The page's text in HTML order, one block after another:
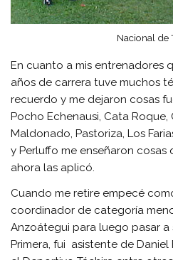
Nacional de
En cuanto a mis entrenadores
años de carrera tuve muchos
recuerdo y me dejaron cosas
Pocho Echenausi, Cata Roque,
Maldonado, Pastoriza, Los
y Perluffo me enseñaron cosas
ahora las aplicó.
Cuando me retire empecé
coordinador de categoría
Anzoátegui para luego pasar
Primera, fui asistente de Daniel